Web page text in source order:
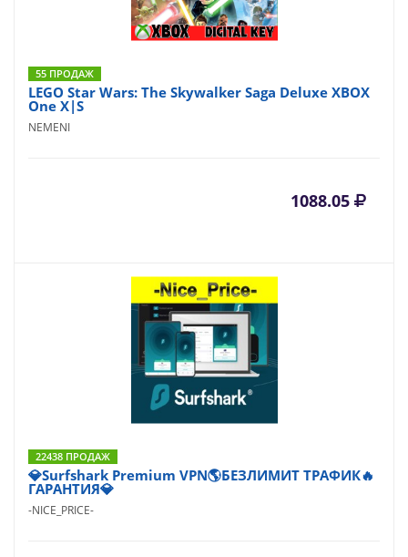
55 ПРОДАЖ
LEGO Star Wars: The Skywalker Saga Deluxe XBOX
One X|S
NEMENI
1088.05
22438 ПРОДАЖ
💎Surfshark Premium VPN🌎БЕЗЛИМИТ ТРАФИК🔥
ГАРАНТИЯ💎
-NICE_PRICE-